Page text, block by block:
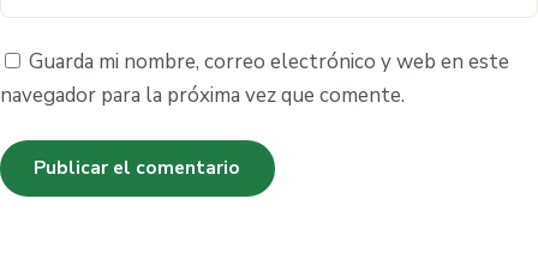
Guarda mi nombre, correo electrónico y web en este
navegador para la próxima vez que comente.